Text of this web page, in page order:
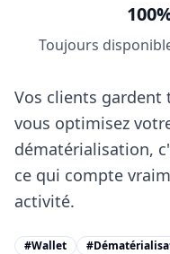
Toujours
Vos clients gardent
vous optimisez
dématérialisation,
ce qui compte
activité.
#Wallet